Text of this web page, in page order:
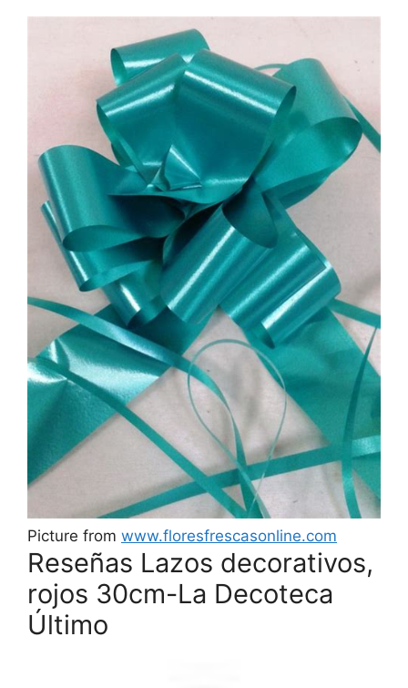
Picture from www.floresfrescasonline.com
Reseñas Lazos decorativos,
rojos 30cm-La Decoteca
Último